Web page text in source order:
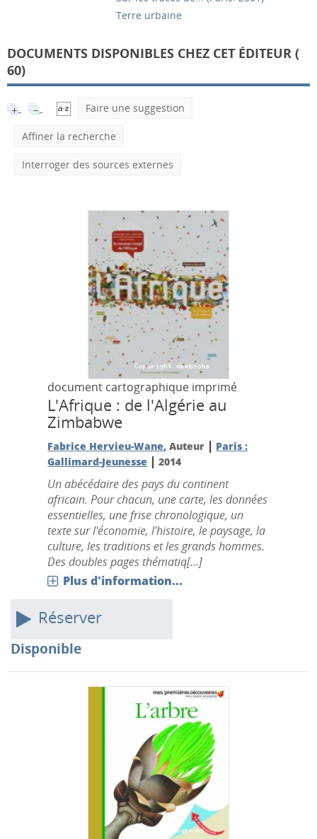
Terre urbaine
DOCUMENTS DISPONIBLES CHEZ CET ÉDITEUR (
60)
Faire une suggestion
Affiner la recherche
Interroger des sources externes
document cartographique imprimé
L'Afrique : de l'Algérie au
Zimbabwe
Fabrice Hervieu-Wane, Auteur | Paris :
Gallimard-Jeunesse |2014
Un abécédaire des pays du continent
africain. Pour chacun, une carte, les données
essentielles, une frise chronologique, un
texte sur l'économie, l'histoire, le paysage, la
culture, les traditions et les grands hommes.
Des doubles pages thématiq[...]
Plus d'information...
Réserver
Disponible